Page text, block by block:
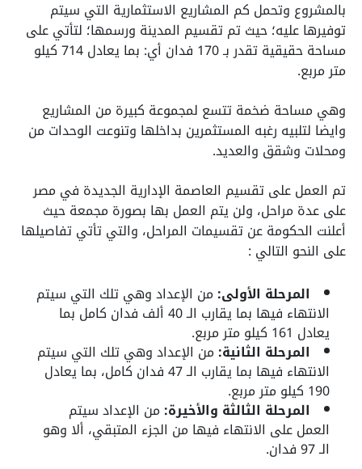
بالمشروع وتحمل كم المشاريع الاستثمارية التي سيتم
توفيرها عليه؛ حيث تم تقسيم المدينة ورسمها؛ لتأتي على
مساحة حقيقية تقدر بـ 170 فدان أي: بما يعادل 714 كيلو
متر مربع.
وهي مساحة ضخمة تتسع لمجموعة كبيرة من المشاريع
وايضا لتلبيه رغبه المستثمرين بداخلها وتنوعت الوحدات من
ومحلات وشقق والعديد.
تم العمل على تقسيم العاصمة الإدارية الجديدة في مصر
على عدة مراحل، ولن يتم العمل بها بصورة مجمعة حيث
أعلنت الحكومة عن تقسيمات المراحل، والتي تأتي تفاصيلها
على النحو التالي :
المرحلة الأولى: من الإعداد وهي تلك التي سيتم
الانتهاء فيها بما يقارب الـ 40 ألف فدان كامل بما
يعادل 161 كيلو متر مربع.
المرحلة الثانية: من الإعداد وهي تلك التي سيتم
الانتهاء فيها بما يقارب الـ 47 فدان كامل، بما يعادل
190 كيلو متر مربع.
المرحلة الثالثة والأخيرة: من الإعداد سيتم
العمل على الانتهاء فيها من الجزء المتبقي، ألا وهو
الـ 97 فدان.